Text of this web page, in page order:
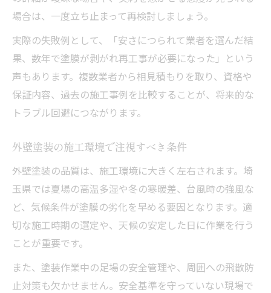
場合は、一度立ち止まって再検討しましょう。
実際の失敗例として、「安さにつられて業者を選んだ結
果、数年で塗膜が剥がれ再工事が必要になった」という
声もあります。複数業者から相見積もりを取り、資格や
保証内容、過去の施工事例を比較することが、将来的な
トラブル回避につながります。
外壁塗装の施工環境で注視すべき条件
外壁塗装の品質は、施工環境に大きく左右されます。埼
玉県では夏場の高温多湿や冬の寒暖差、台風時の強風な
ど、気候条件が塗膜の劣化を早める要因となります。適
切な施工時期の選定や、天候の安定した日に作業を行う
ことが重要です。
また、塗装作業中の足場の安全管理や、周囲への飛散防
止対策も欠かせません。安全基準を守っていない現場で